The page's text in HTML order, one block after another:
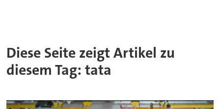
Diese Seite zeigt Artikel zu
diesem Tag: tata